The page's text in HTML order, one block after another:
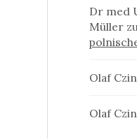
Dr med
Müller
Olaf
Olaf